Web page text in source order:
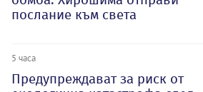
послание към света
5 часа
Предупреждават за риск от